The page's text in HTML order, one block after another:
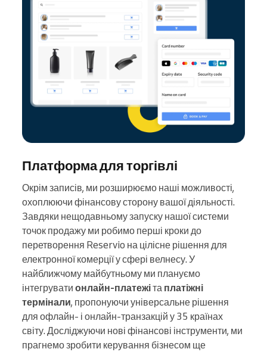
Платформа для торгівлі
Окрім записів, ми розширюємо наші можливості,
охоплюючи фінансову сторону вашої діяльності.
Завдяки нещодавньому запуску нашої системи
точок продажу ми робимо перші кроки до
перетворення Reservio на цілісне рішення для
електронної комерції у сфері велнесу. У
найближчому майбутньому ми плануємо
інтегрувати онлайн-платежіта платіжні
термінали, пропонуючи універсальне рішення
для офлайн- і онлайн-транзакцій у 35 країнах
світу. Досліджуючи нові фінансові інструменти, ми
прагнемо зробити керування бізнесом ще